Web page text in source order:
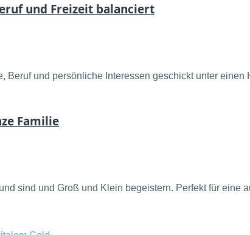
und Freizeit balanciert
und persönliche Interessen geschickt unter einen
Familie
sind und Groß und Klein begeistern. Perfekt für eine